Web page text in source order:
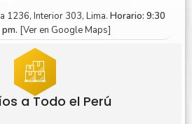
1236, Interior 303, Lima. Horario: 9:30
[Ver en Google Maps]
a Todo el Perú